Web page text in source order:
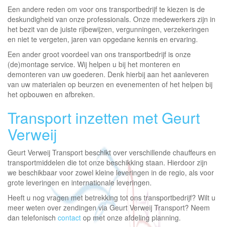
Een andere reden om voor ons transportbedrijf te kiezen is de
deskundigheid van onze professionals. Onze medewerkers zijn in
het bezit van de juiste rijbewijzen, vergunningen, verzekeringen
en niet te vergeten, jaren van opgedane kennis en ervaring.
Een ander groot voordeel van ons transportbedrijf is onze
(de)montage service. Wij helpen u bij het monteren en
demonteren van uw goederen. Denk hierbij aan het aanleveren
van uw materialen op beurzen en evenementen of het helpen bij
het opbouwen en afbreken.
Transport inzetten met Geurt
Verweij
Geurt Verweij Transport beschikt over verschillende chauffeurs en
transportmiddelen die tot onze beschikking staan. Hierdoor zijn
we beschikbaar voor zowel kleine leveringen in de regio, als voor
grote leveringen en internationale leveringen.
Heeft u nog vragen met betrekking tot ons transportbedrijf? Wilt u
meer weten over zendingen via Geurt Verweij Transport? Neem
dan telefonisch contact op met onze afdeling planning.